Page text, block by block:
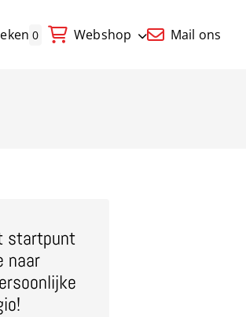
0 Webshop Mail ons
startpunt
naar